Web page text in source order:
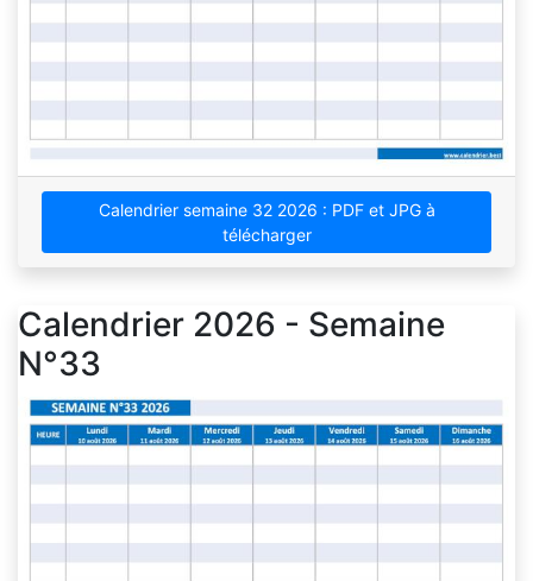
Calendrier semaine 32 2026 : PDF et JPG à
télécharger
Calendrier 2026 - Semaine
N°33